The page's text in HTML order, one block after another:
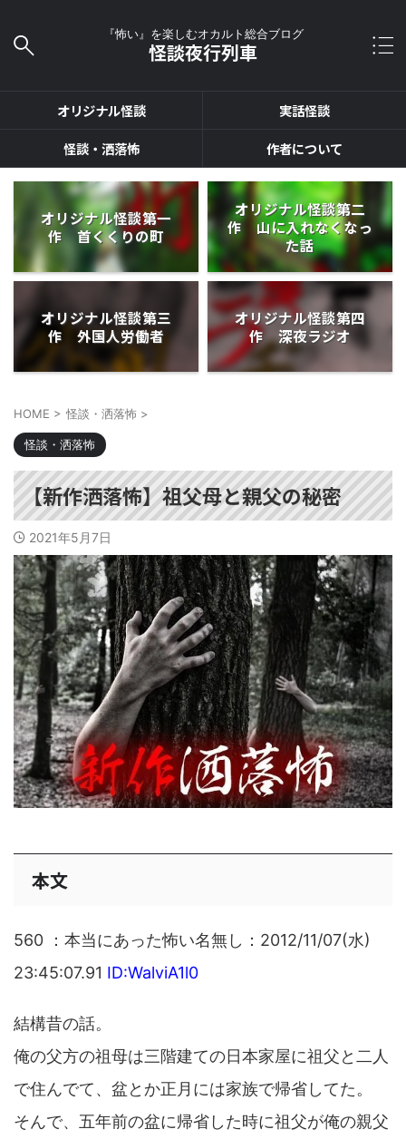
『怖い』を楽しむオカルト総合ブログ
怪談夜行列車
オリジナル怪談
実話怪談
怪談・洒落怖
作者について
オリジナル怪談第一
作 首くくりの町
オリジナル怪談第二
作 山に入れなくなっ
た話
オリジナル怪談第三
作 外国人労働者
オリジナル怪談第四
作 深夜ラジオ
HOME > 怪談・洒落怖 >
怪談・洒落怖
【新作洒落怖】祖父母と親父の秘密
2021年5月7日
本文
560 ：本当にあった怖い名無し：2012/11/07(水)
23:45:07.91 ID:WalviA1l0
結構昔の話。
俺の父方の祖母は三階建ての日本家屋に祖父と二人
で住んでて、盆とか正月には家族で帰省してた。
そんで、五年前の盆に帰省した時に祖父が俺の親父